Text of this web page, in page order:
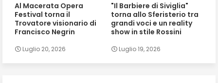
Al Macerata Opera
Festival torna il
Trovatore visionario di
Francisco Negrin
Luglio 20, 2026
"Il Barbiere di Siviglia"
torna allo Sferisterio tra
grandi voci e un reality
show in stile Rossini
Luglio 19, 2026